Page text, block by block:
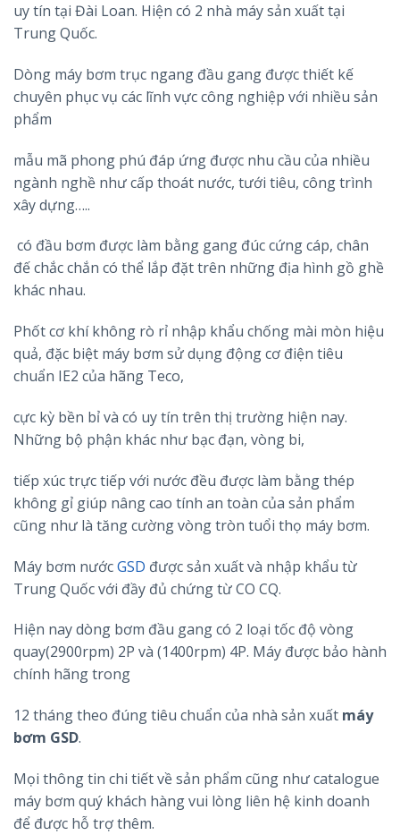
uy tín tại Đài Loan. Hiện có 2 nhà máy sản xuất tại
Trung Quốc.
Dòng máy bơm trục ngang đầu gang được thiết kế
chuyên phục vụ các lĩnh vực công nghiệp với nhiều sản
phẩm
mẫu mã phong phú đáp ứng được nhu cầu của nhiều
ngành nghề như cấp thoát nước, tưới tiêu, công trình
xây dựng…..
có đầu bơm được làm bằng gang đúc cứng cáp, chân
đế chắc chắn có thể lắp đặt trên những địa hình gồ ghề
khác nhau.
Phốt cơ khí không rò rỉ nhập khẩu chống mài mòn hiệu
quả, đặc biệt máy bơm sử dụng động cơ điện tiêu
chuẩn IE2 của hãng Teco,
cực kỳ bền bỉ và có uy tín trên thị trường hiện nay.
Những bộ phận khác như bạc đạn, vòng bi,
tiếp xúc trực tiếp với nước đều được làm bằng thép
không gỉ giúp nâng cao tính an toàn của sản phẩm
cũng như là tăng cường vòng tròn tuổi thọ máy bơm.
Máy bơm nướcGSD được sản xuất và nhập khẩu từ
Trung Quốc với đầy đủ chứng từ CO CQ.
Hiện nay dòng bơm đầu gang có 2 loại tốc độ vòng
quay(2900rpm) 2P và (1400rpm) 4P. Máy được bảo hành
chính hãng trong
12 tháng theo đúng tiêu chuẩn của nhà sản xuất máy
bơm GSD.
Mọi thông tin chi tiết về sản phẩm cũng như catalogue
máy bơm quý khách hàng vui lòng liên hệ kinh doanh
để được hỗ trợ thêm.